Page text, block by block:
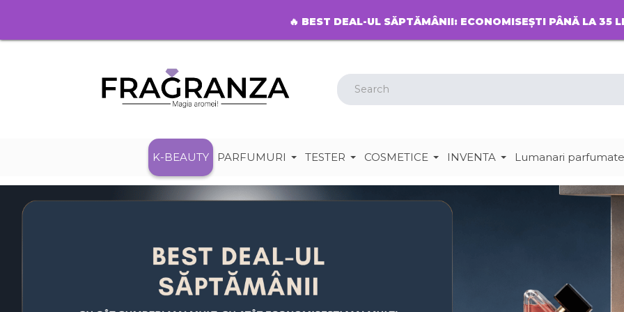
🔥 BEST DEAL-UL SĂPTĂMÂNII: ECONOMISEȘTI PÂNĂ LA 35
K-BEAUTY PARFUMURI TESTER COSMETICE INVENTA Lumanari parfumate